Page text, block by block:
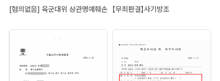
[혐의없음] 육군대위 상관명예훼손 【무죄판결】사기방조